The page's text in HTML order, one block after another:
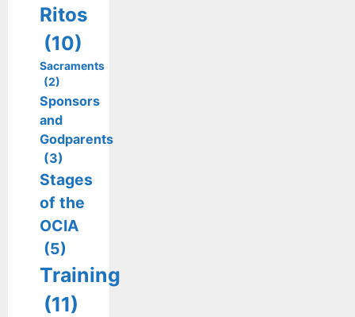
Ritos
(10)
Sacraments
(2)
Sponsors
and
Godparents
(3)
Stages
of the
OCIA
(5)
Training
(11)